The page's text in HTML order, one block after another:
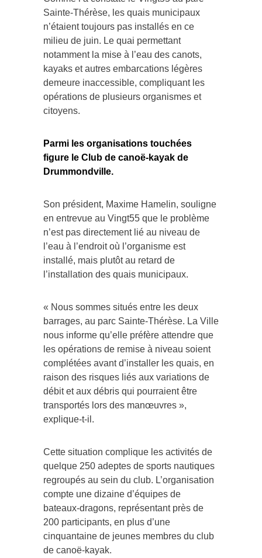
Sainte-Thérèse, les quais municipaux
n’étaient toujours pas installés en ce
milieu de juin. Le quai permettant
notamment la mise à l’eau des canots,
kayaks et autres embarcations légères
demeure inaccessible, compliquant les
opérations de plusieurs organismes et
citoyens.
Parmi les organisations touchées
figure le Club de canoë-kayak de
Drummondville.
Son président, Maxime Hamelin, souligne
en entrevue au Vingt55 que le problème
n’est pas directement lié au niveau de
l’eau à l’endroit où l’organisme est
installé, mais plutôt au retard de
l’installation des quais municipaux.
« Nous sommes situés entre les deux
barrages, au parc Sainte-Thérèse. La Ville
nous informe qu’elle préfère attendre que
les opérations de remise à niveau soient
complétées avant d’installer les quais, en
raison des risques liés aux variations de
débit et aux débris qui pourraient être
transportés lors des manœuvres »,
explique-t-il.
Cette situation complique les activités de
quelque 250 adeptes de sports nautiques
regroupés au sein du club. L’organisation
compte une dizaine d’équipes de
bateaux-dragons, représentant près de
200 participants, en plus d’une
cinquantaine de jeunes membres du club
de canoë-kayak.